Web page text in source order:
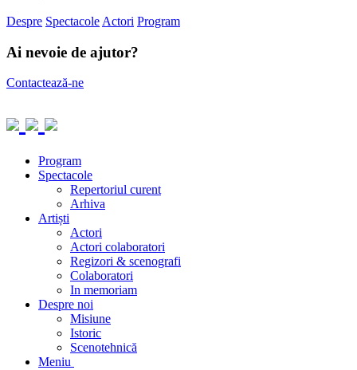
Despre Spectacole Actori Program
Ai nevoie de ajutor?
Contactează-ne
Program
Spectacole
Repertoriul curent
Arhiva
Artiști
Actori
Actori colaboratori
Regizori & scenografi
Colaboratori
In memoriam
Despre noi
Misiune
Istoric
Scenotehnică
Meniu